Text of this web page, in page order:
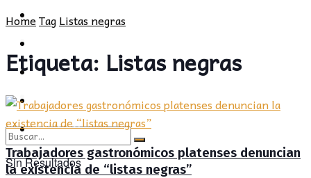
CULTURA
OPINIÓN
Sin Resultados
PROVINCIA
SOCIEDAD
CULTURA
OPINIÓN
HomeTagListas negras
Etiqueta: Listas negras
Trabajadores gastronómicos platenses denuncian
la existencia de “listas negras”